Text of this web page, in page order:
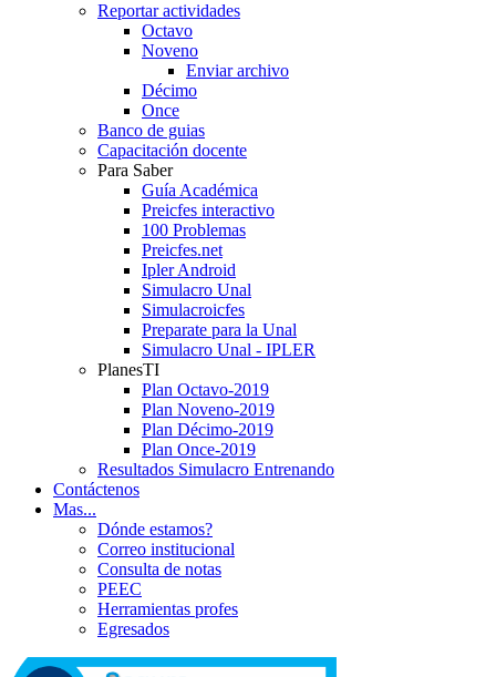
Reportar actividades
Octavo
Noveno
Enviar archivo
Décimo
Once
Banco de guias
Capacitación docente
Para Saber
Guía Académica
Preicfes interactivo
100 Problemas
Preicfes.net
Ipler Android
Simulacro Unal
Simulacroicfes
Preparate para la Unal
Simulacro Unal - IPLER
PlanesTI
Plan Octavo-2019
Plan Noveno-2019
Plan Décimo-2019
Plan Once-2019
Resultados Simulacro Entrenando
Contáctenos
Mas...
Dónde estamos?
Correo institucional
Consulta de notas
PEEC
Herramientas profes
Egresados